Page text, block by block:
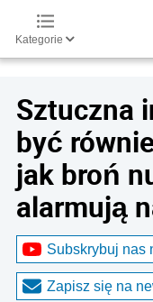
Kategorie
Sztuczna
być
jak broń
alarmują
Subskrybuj nas
Zapisz się na